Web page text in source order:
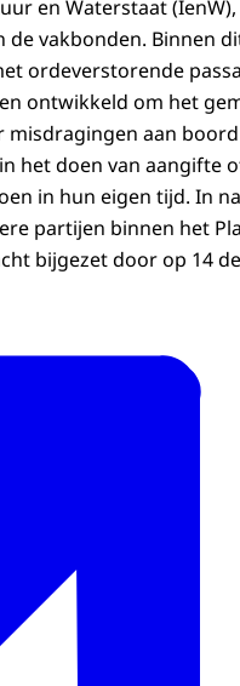
en Waterstaat
de vakbonden. Binnen
ordeverstorende
ontwikkeld om het
aan
het doen van aangifte
in hun eigen tijd. In
partijen binnen het
bijgezet door op 14